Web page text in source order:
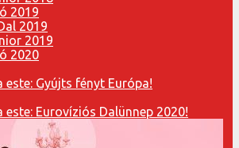
2019
2019
2019
2020
este: Gyújts fényt Európa!
este: Eurovíziós Dalünnep 2020!